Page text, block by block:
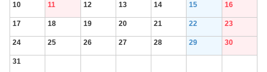
10 11 12 13 14 15 16
17 18 19 20 21 22 23
24 25 26 27 28 29 30
31